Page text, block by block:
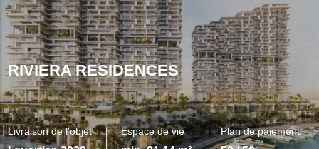
RIVIERA RESIDENCES
Livraison de l'objet Espace de vie Plan de paiement